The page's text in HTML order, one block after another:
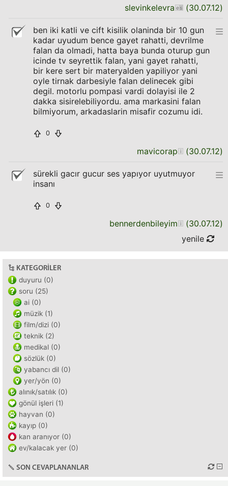
slevinkelevra (30.07.12)
ben iki katli ve cift kisilik olaninda bir 10 gun
kadar uyudum bence gayet rahatti, devrilme
falan da olmadi, hatta baya bunda oturup gun
icinde tv seyrettik falan, yani gayet rahatti,
bir kere sert bir materyalden yapiliyor yani
oyle tirnak darbesiyle falan delinecek gibi
degil. motorlu pompasi vardi dolayisi ile 2
dakka sisirelebiliyordu. ama markasini falan
bilmiyorum, arkadaslarin misafir cozumu idi.
0
mavicorap (30.07.12)
sürekli gacır gucur ses yapıyor uyutmuyor
insanı
0
bennerdenbileyim (30.07.12)
yenile
KATEGORILER
duyuru (0)
soru (25)
ai (0)
müzik (1)
film/dizi (0)
teknik (2)
medikal (0)
sözlük (0)
yabancı dil (0)
yer/yön (0)
alınık/satılık (0)
gönül işleri (1)
hayvan (0)
kayıp (0)
kan aranıyor (0)
ev/kalacak yer (0)
SON CEVAPLANANLAR